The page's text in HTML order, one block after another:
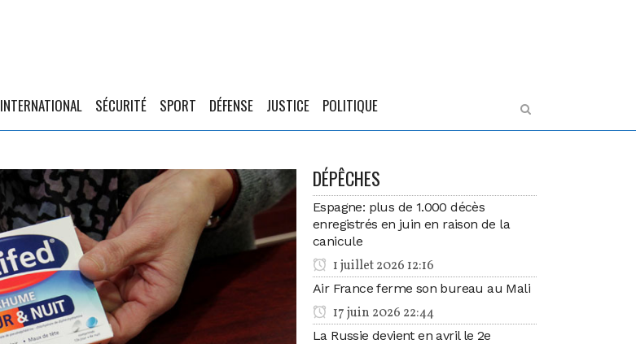
INTERNATIONAL SÉCURITÉ SPORT DÉFENSE JUSTICE POLITIQUE
DÉPÊCHES
Espagne: plus de 1.000 décès
enregistrés en juin en raison de la
canicule
1 juillet 2026 12:16
Air France ferme son bureau au Mali
17 juin 2026 22:44
La Russie devient en avril le 2e